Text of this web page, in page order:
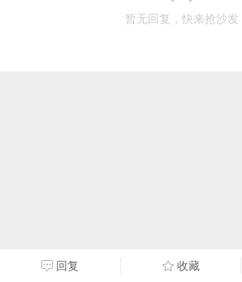
暂无回复，快来抢沙发
回复 收藏